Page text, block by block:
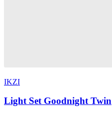
IKZI
Light Set Goodnight Twin